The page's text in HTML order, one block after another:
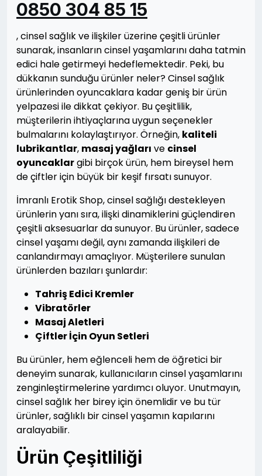
0850 304 85 15
, cinsel sağlık ve ilişkiler üzerine çeşitli ürünler
sunarak, insanların cinsel yaşamlarını daha tatmin
edici hale getirmeyi hedeflemektedir. Peki, bu
dükkanın sunduğu ürünler neler? Cinsel sağlık
ürünlerinden oyuncaklara kadar geniş bir ürün
yelpazesi ile dikkat çekiyor. Bu çeşitlilik,
müşterilerin ihtiyaçlarına uygun seçenekler
bulmalarını kolaylaştırıyor. Örneğin, kaliteli
lubrikantlar, masaj yağları ve cinsel
oyuncaklargibi birçok ürün, hem bireysel hem
de çiftler için büyük bir keşif fırsatı sunuyor.
İmranlı Erotik Shop, cinsel sağlığı destekleyen
ürünlerin yanı sıra, ilişki dinamiklerini güçlendiren
çeşitli aksesuarlar da sunuyor. Bu ürünler, sadece
cinsel yaşamı değil, aynı zamanda ilişkileri de
canlandırmayı amaçlıyor. Müşterilere sunulan
ürünlerden bazıları şunlardır:
Tahriş Edici Kremler
Vibratörler
Masaj Aletleri
Çiftler İçin Oyun Setleri
Bu ürünler, hem eğlenceli hem de öğretici bir
deneyim sunarak, kullanıcıların cinsel yaşamlarını
zenginleştirmelerine yardımcı oluyor. Unutmayın,
cinsel sağlık her birey için önemlidir ve bu tür
ürünler, sağlıklı bir cinsel yaşamın kapılarını
aralayabilir.
Ürün Çeşitliliği